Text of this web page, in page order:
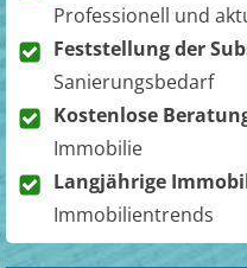
Professionell und
Feststellung der
Sanierungsbedarf
Kostenlose
Immobilie
Langjährige
Immobilientrends